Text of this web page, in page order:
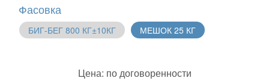
Фасовка
БИГ-БЕГ 800 КГ±10КГ МЕШОК 25 КГ
Цена: по договоренности